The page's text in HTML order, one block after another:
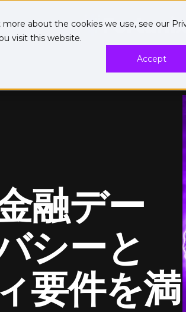
about the cookies we use, see our
visit this website.
Accept
融デー
シーと
要件を満